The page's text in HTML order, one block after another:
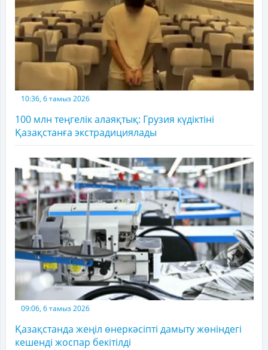
10:36, 6 тамыз 2026
100 млн теңгелік алаяқтық: Грузия күдіктіні
Қазақстанға экстрадициялады
09:06, 6 тамыз 2026
Қазақстанда жеңіл өнеркәсіпті дамыту жөніндегі
кешенді жоспар бекітілді